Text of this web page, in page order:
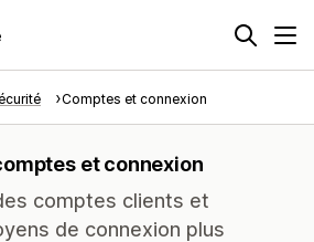
Comptes et connexion
et connexion
comptes clients et
de connexion plus